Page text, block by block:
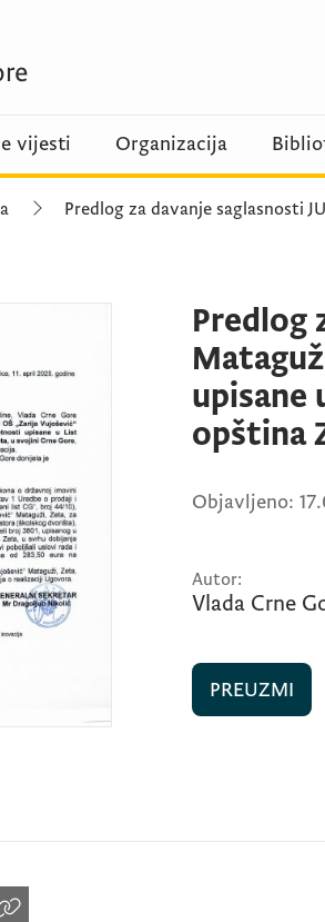
vijesti Organizacija
Predlog za davanje saglasnosti
Predlog
upisane
opština
Objavljeno:
Autor:
Vlada Crne
PREUZMI